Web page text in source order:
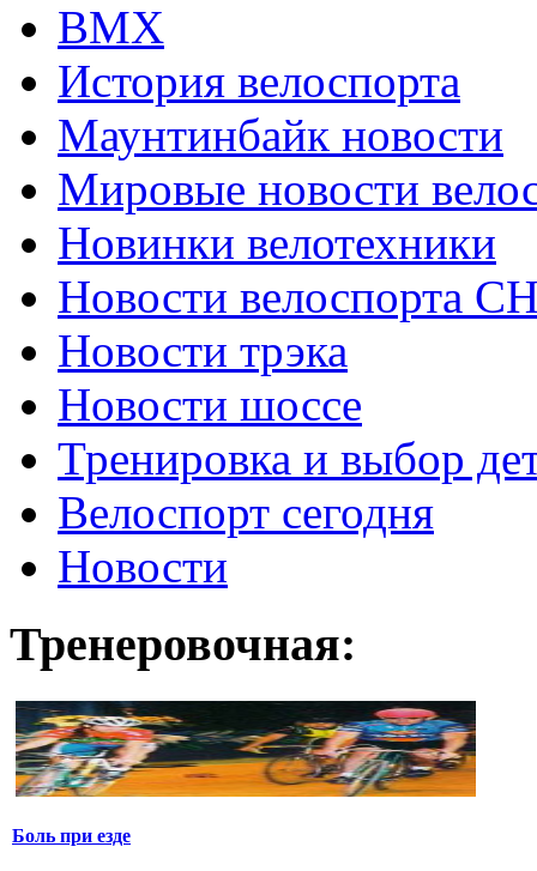
ВМХ
История велоспорта
Маунтинбайк новости
Мировые новости
Новинки велотехники
Новости велоспорта
Новости трэка
Новости шоссе
Тренировка и выбор
Велоспорт сегодня
Новости
Тренеровочная:
Боль при езде